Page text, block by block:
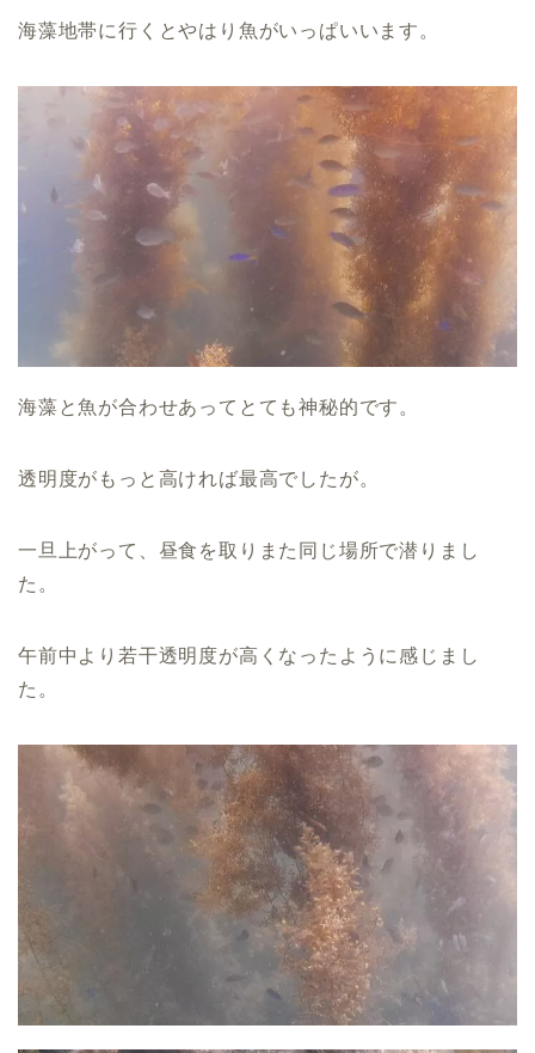
海藻地帯に行くとやはり魚がいっぱいいます。
海藻と魚が合わせあってとても神秘的です。
透明度がもっと高ければ最高でしたが。
一旦上がって、昼食を取りまた同じ場所で潜りまし
た。
午前中より若干透明度が高くなったように感じまし
た。